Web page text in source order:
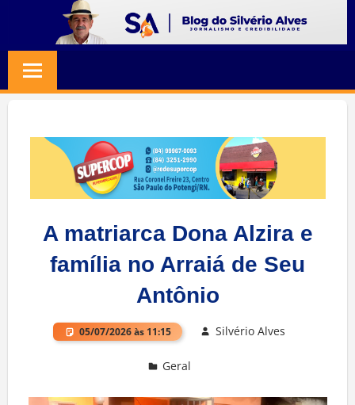
content
SILVERIO
ALVES
Jornalismo
Credibilidade
A matriarca Dona Alzira e
família no Arraiá de Seu
Antônio
05/07/2026 às 11:15 Silvério Alves
Geral